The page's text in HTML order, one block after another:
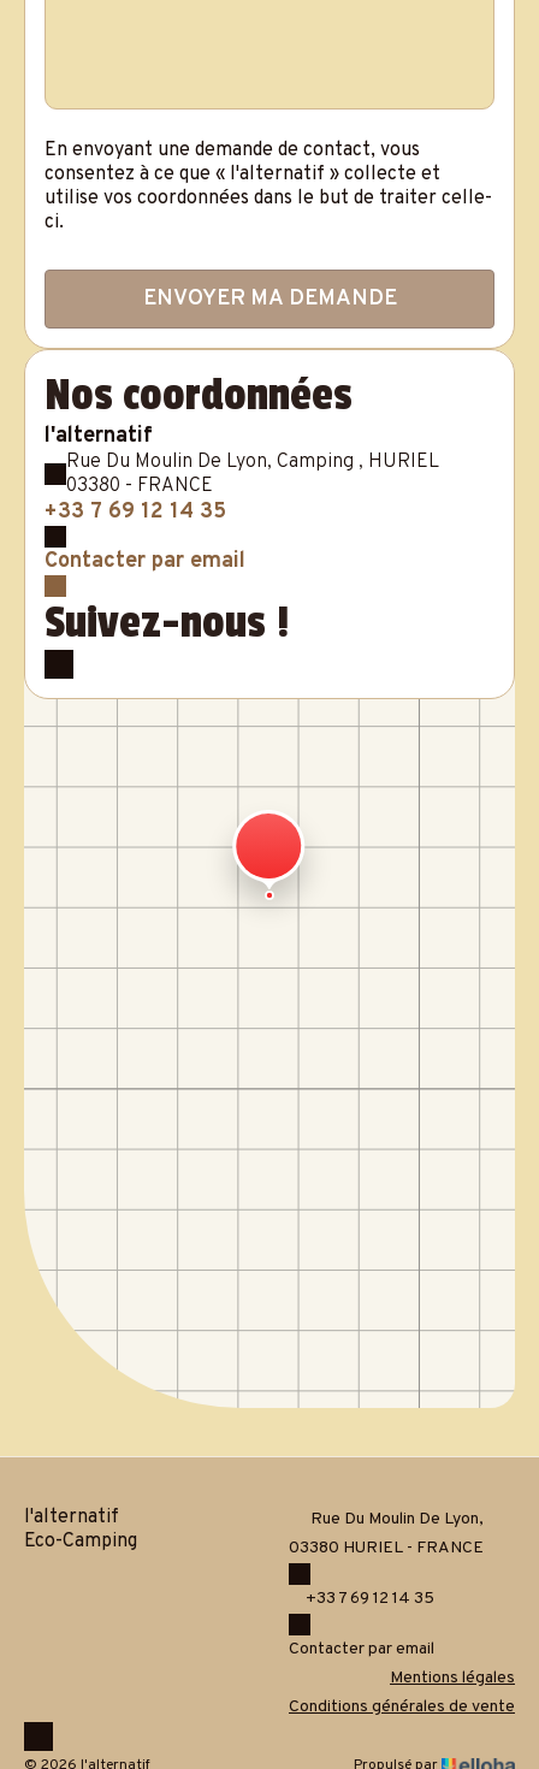
En envoyant une demande de contact, vous
consentez à ce que « l'alternatif » collecte et
utilise vos coordonnées dans le but de traiter celle-
ci.
Nos coordonnées
l'alternatif
Rue Du Moulin De Lyon, Camping , HURIEL
03380 - FRANCE
+33 7 69 12 14 35
Contacter par email
Suivez-nous !
l'alternatif
Eco-Camping
Rue Du Moulin De Lyon,
03380 HURIEL - FRANCE
+33 7 69 12 14 35
Contacter par email
Mentions légales
Conditions générales de vente